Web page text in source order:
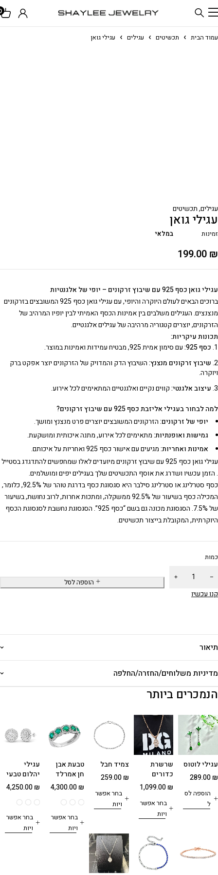
עמוד הבית תכשיטים עגילים עגילי גואן
עגילים,תכשיטים
עגילי גואן
זמינות במלאי
199.00 ₪
עגילי גואן כסף 925 עם שיבוץ זרקונים – יופי של אלגנטיות
ברוכים הבאים לעולם היוקרה והיופי, עם עגילי גואן כסף 925 המשובצים בזרקונים
מנצנצים. העגילים משלבים בין אמינות הכסף האמיתי לבין יופיו המרהיב של
הזרקונים, יוצרים קטגוריה מרהיבה של עגילים אלגנטיים.
תכונות עיקריות:
כסף 925:
עם סימון אמית 925, מבטיח עמידות ואמינות במוצר.
שיבוץ זרקונים מנצנץ:השיבוץ הדק והמדויק של הזרקונים יוצר אפקט ברק
ויוקרה.
עיצוב אלגנטי:קווים נקיים ואלגנטיים המתאימים לכל אירוע.
למה לבחור בעגילי אליזבת כסף 925 עם שיבוץ זרקונים?
יופי של זרקונים:הזרקונים המשובצים יוצרים פרט מנצנץ ומושך.
גמישות ואופנתיות:מתאימים לכל אירוע, מתנה איכותית ומושקעת.
אמינות ואחריות:מגיעים עם אישור כסף 925 ואחריות על איכותם.
עגילי גואן כסף 925 עם שיבוץ זרקונים מיועדים לאלו שמחפשים להתדגדג בסטייל
. הזמן עכשיו ושדרג את אוסף התכשיטים שלך בעגילים יפים ומושלמים.
כסף סטרלינג או סטרלינג סילבר היא סגסוגת כסף בדרגת טוהר של 92.5%, כלומר,
המכילה כסף בשיעור של 92.5% ממשקלה, ומתכות אחרות, לרוב נחושת, בשיעור
של 7.5%. הסגסוגת מכונה גם בשם “כסף 925”. הסגסוגת נחשבת לסגסוגת הכסף
היוקרתית, המקובלת בייצור תכשיטים.
כמות
הוספה לסל
קנו עכשיו
תיאור
מדיניות משלוחים/החזרה/החלפה
הנמכרים ביותר
עגילי לוטוס
289.00₪
הוספה לס
ל
שרשרת
כדורים
בחיתוך
לייזר 5 מ"מ
עם תליון
חמסה
1,099.00₪
בחר אפשר
ויות
צמיד חבל
259.00₪
בחר אפשר
ויות
טבעת אבן
חן אמרלד
4,300.00₪
בחר אפשר
ויות
עגילי
יהלום טבעי
4,250.00₪
בחר אפשר
ויות